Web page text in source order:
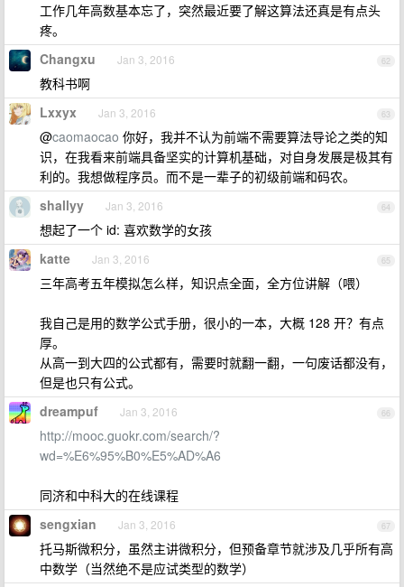
工作几年高数基本忘了，突然最近要了解这算法还真是有点头
疼。
62
Changxu Jan 3, 2016
教科书啊
63
Lxxyx Jan 3, 2016
@caomaocao 你好，我并不认为前端不需要算法导论之类的知
识，在我看来前端具备坚实的计算机基础，对自身发展是极其有
利的。我想做程序员。而不是一辈子的初级前端和码农。
64
shallyy Jan 3, 2016
想起了一个 id: 喜欢数学的女孩
65
katte Jan 3, 2016
三年高考五年模拟怎么样，知识点全面，全方位讲解（喂）
我自己是用的数学公式手册，很小的一本，大概 128 开？有点
厚。
从高一到大四的公式都有，需要时就翻一翻，一句废话都没有，
但是也只有公式。
66
dreampuf Jan 3, 2016
http://mooc.guokr.com/search/?
wd=%E6%95%B0%E5%AD%A6
同济和中科大的在线课程
67
sengxian Jan 3, 2016
托马斯微积分，虽然主讲微积分，但预备章节就涉及几乎所有高
中数学（当然绝不是应试类型的数学）